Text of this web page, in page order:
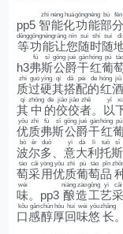
pp5 智
zhì
能
néng
化
huà
功
gōng
能
néng
部
bù
分
fēn
等
děng
功
gōng
能
néng
让
ràng
您
nín
随
suí
时
shí
随
suí dì
h3弗
fú
斯
sī
公
gōng
爵
jué
干
gàn
红
hóng
葡
pú táo
质
zhì
过
guò
硬
yìng
其
qí
搭
dā
配
pèi
的
de
红
hóng jiǔ
其
qí
中
zhōng
的
de
佼
jiǎo
佼
jiǎo
者
zhě
。 以
yǐ
优
yōu
质
zhì
弗
fú
斯
sī
公
gōng
爵
jué
干
gàn
红
hóng pú
波
bō
尔
ěr
多
duō
、意
yì
大
dà
利
lì
托
tuō
斯
sī
萄
táo
采
cǎi
用
yòng
优
yōu
质
zhì
葡
pú
萄
táo
品
pǐn
味
wèi
。pp3 酿
niàng
造
zào
工
gōng
艺
yì
采
cǎi
口
kǒu
感
gǎn
醇
chún
厚
hòu
回
huí
味
wèi
悠
yōu
长
zhǎng
。